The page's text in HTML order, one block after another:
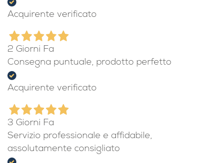
Acquirente verificato
2 Giorni Fa
Consegna puntuale, prodotto perfetto
Acquirente verificato
3 Giorni Fa
Servizio professionale e affidabile,
assolutamente consigliato